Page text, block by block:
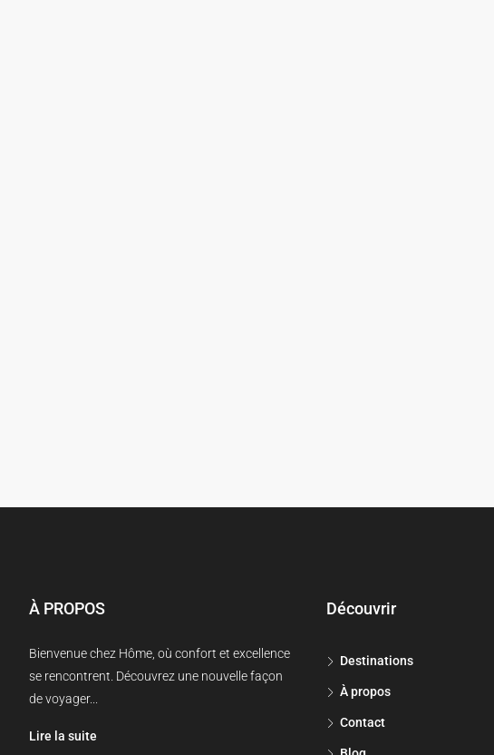
À PROPOS
Bienvenue chez Hôme, où confort et excellence
se rencontrent. Découvrez une nouvelle façon
de voyager...
Lire la suite
Découvrir
Destinations
À propos
Contact